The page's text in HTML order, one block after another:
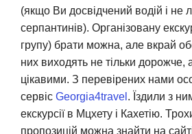
(якщо Ви досвідчений водій і не
серпантинів). Організовану
групу) брати можна, але вкрай
них виходять не тільки
цікавими. З перевірених нами
сервіс Georgia4travel . Їздили з
екскурсії в Мцхету і Кахетію.
пропозицій можна знайти на